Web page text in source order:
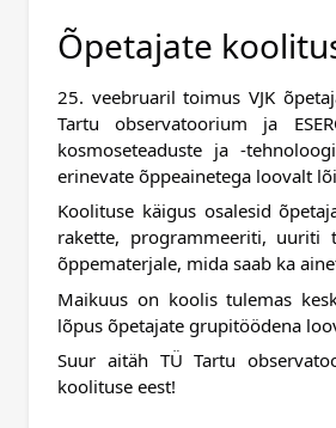
Õpetajate
25. veebruaril toimus VJK
Tartu observatoorium ja
kosmoseteaduste ja -
erinevate õppeainetega loovalt
Koolituse käigus osalesid
rakette, programmeeriti, uuriti
õppematerjale, mida saab ka
Maikuus on koolis tulemas
lõpus õpetajate grupitöödena
Suur aitäh TÜ Tartu
koolituse eest!